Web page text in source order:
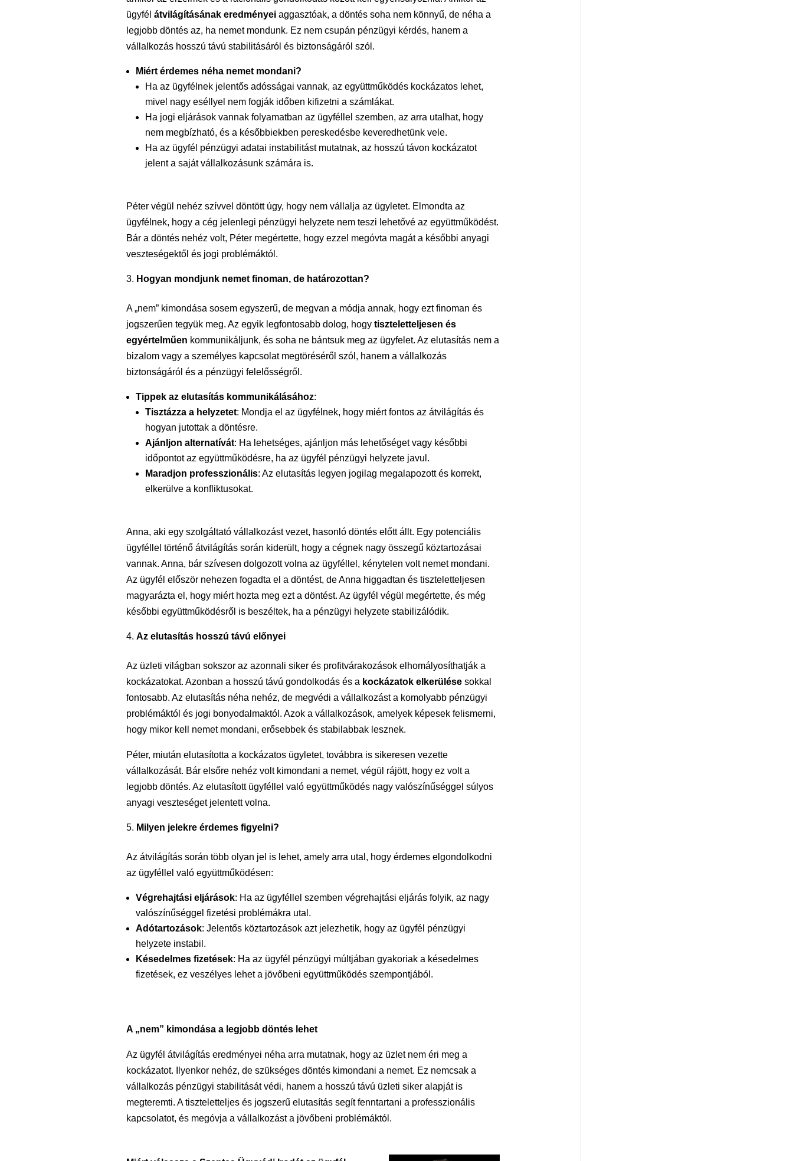
ügyfél átvilágításának eredményeiaggasztóak, a döntés soha nem könnyű, de néha a
legjobb döntés az, ha nemet mondunk. Ez nem csupán pénzügyi kérdés, hanem a
vállalkozás hosszú távú stabilitásáról és biztonságáról szól.
Miért érdemes néha nemet mondani?
Ha az ügyfélnek jelentős adósságai vannak, az együttműködés kockázatos lehet,
mivel nagy eséllyel nem fogják időben kifizetni a számlákat.
Ha jogi eljárások vannak folyamatban az ügyféllel szemben, az arra utalhat, hogy
nem megbízható, és a későbbiekben pereskedésbe keveredhetünk vele.
Ha az ügyfél pénzügyi adatai instabilitást mutatnak, az hosszú távon kockázatot
jelent a saját vállalkozásunk számára is.
Péter végül nehéz szívvel döntött úgy, hogy nem vállalja az ügyletet. Elmondta az
ügyfélnek, hogy a cég jelenlegi pénzügyi helyzete nem teszi lehetővé az együttműködést.
Bár a döntés nehéz volt, Péter megértette, hogy ezzel megóvta magát a későbbi anyagi
veszteségektől és jogi problémáktól.
Hogyan mondjunk nemet finoman, de határozottan?
A „nem” kimondása sosem egyszerű, de megvan a módja annak, hogy ezt finoman és
jogszerűen tegyük meg. Az egyik legfontosabb dolog, hogy tiszteletteljesen és
egyértelműen kommunikáljunk, és soha ne bántsuk meg az ügyfelet. Az elutasítás nem a
bizalom vagy a személyes kapcsolat megtöréséről szól, hanem a vállalkozás
biztonságáról és a pénzügyi felelősségről.
Tippek az elutasítás kommunikálásához:
Tisztázza a helyzetet: Mondja el az ügyfélnek, hogy miért fontos az átvilágítás és
hogyan jutottak a döntésre.
Ajánljon alternatívát: Ha lehetséges, ajánljon más lehetőséget vagy későbbi
időpontot az együttműködésre, ha az ügyfél pénzügyi helyzete javul.
Maradjon professzionális: Az elutasítás legyen jogilag megalapozott és korrekt,
elkerülve a konfliktusokat.
Anna, aki egy szolgáltató vállalkozást vezet, hasonló döntés előtt állt. Egy potenciális
ügyféllel történő átvilágítás során kiderült, hogy a cégnek nagy összegű köztartozásai
vannak. Anna, bár szívesen dolgozott volna az ügyféllel, kénytelen volt nemet mondani.
Az ügyfél először nehezen fogadta el a döntést, de Anna higgadtan és tiszteletteljesen
magyarázta el, hogy miért hozta meg ezt a döntést. Az ügyfél végül megértette, és még
későbbi együttműködésről is beszéltek, ha a pénzügyi helyzete stabilizálódik.
Az elutasítás hosszú távú előnyei
Az üzleti világban sokszor az azonnali siker és profitvárakozások elhomályosíthatják a
kockázatokat. Azonban a hosszú távú gondolkodás és a kockázatok elkerülésesokkal
fontosabb. Az elutasítás néha nehéz, de megvédi a vállalkozást a komolyabb pénzügyi
problémáktól és jogi bonyodalmaktól. Azok a vállalkozások, amelyek képesek felismerni,
hogy mikor kell nemet mondani, erősebbek és stabilabbak lesznek.
Péter, miután elutasította a kockázatos ügyletet, továbbra is sikeresen vezette
vállalkozását. Bár elsőre nehéz volt kimondani a nemet, végül rájött, hogy ez volt a
legjobb döntés. Az elutasított ügyféllel való együttműködés nagy valószínűséggel súlyos
anyagi veszteséget jelentett volna.
Milyen jelekre érdemes figyelni?
Az átvilágítás során több olyan jel is lehet, amely arra utal, hogy érdemes elgondolkodni
az ügyféllel való együttműködésen:
Végrehajtási eljárások: Ha az ügyféllel szemben végrehajtási eljárás folyik, az nagy
valószínűséggel fizetési problémákra utal.
Adótartozások: Jelentős köztartozások azt jelezhetik, hogy az ügyfél pénzügyi
helyzete instabil.
Késedelmes fizetések: Ha az ügyfél pénzügyi múltjában gyakoriak a késedelmes
fizetések, ez veszélyes lehet a jövőbeni együttműködés szempontjából.
A „nem” kimondása a legjobb döntés lehet
Az ügyfél átvilágítás eredményei néha arra mutatnak, hogy az üzlet nem éri meg a
kockázatot. Ilyenkor nehéz, de szükséges döntés kimondani a nemet. Ez nemcsak a
vállalkozás pénzügyi stabilitását védi, hanem a hosszú távú üzleti siker alapját is
megteremti. A tiszteletteljes és jogszerű elutasítás segít fenntartani a professzionális
kapcsolatot, és megóvja a vállalkozást a jövőbeni problémáktól.